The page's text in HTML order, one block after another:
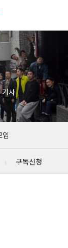
기사
임
구독신청